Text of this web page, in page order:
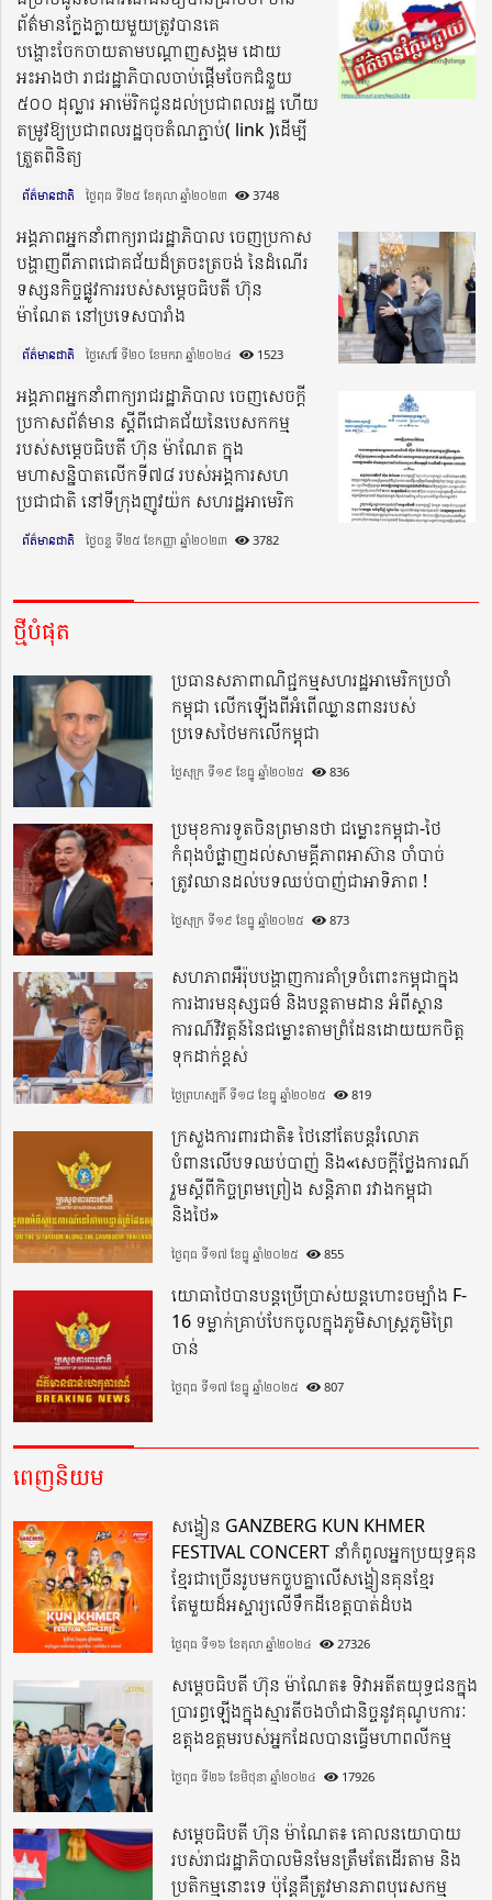
ព័ត៌មានក្លែងក្លាយមួយត្រូវបានគេ
បង្ហោះចែកចាយតាមបណ្តាញសង្គម ដោយ
អះអាងថា រាជរដ្ឋាភិបាលចាប់ផ្តើមចែកជំនួយ
៥០០ ដុល្លារ អាម៉េរិកជូនដល់ប្រជាពលរដ្ឋ ហើយ
តម្រូវឱ្យប្រជាពលរដ្ឋចុចតំណភ្ជាប់( link )ដើម្បី
ត្រួតពិនិត្យ
ព័ត៌មានជាតិ ថ្ងៃពុធ ទី២៥ ខែតុលា ឆ្នាំ២០២៣​ 3748
អង្គភាពអ្នកនាំពាក្យរាជរដ្ឋាភិបាល ចេញប្រកាស
បង្ហាញពីភាពជោគជ័យដ៏ត្រចះត្រចង់ នៃដំណើរ
ទស្សនកិច្ចផ្លូវការរបស់សម្តេចធិបតី ហ៊ុន
ម៉ាណែត នៅប្រទេសបារាំង
ព័ត៌មានជាតិ ថ្ងៃសៅរ៍ ទី២០ ខែមករា ឆ្នាំ២០២៤​ 1523
អង្គភាពអ្នកនាំពាក្យរាជរដ្ឋាភិបាល ចេញសេចក្តី
ប្រកាសព័ត៌មាន ស្តីពីជោគជ័យនៃបេសកកម្ម
របស់សម្តេចធិបតី ហ៊ុន ម៉ាណែត ក្នុង
មហាសន្និបាតលើកទី៧៨ របស់អង្គការសហ
ប្រជាជាតិ នៅទីក្រុងញូវយ៉ក សហរដ្ឋអាមេរិក
ព័ត៌មានជាតិ ថ្ងៃចន្ទ ទី២៥ ខែកញ្ញា ឆ្នាំ២០២៣​ 3782
ថ្មីបំផុត
ប្រធានសភាពាណិជ្ជកម្មសហរដ្ឋអាមេរិកប្រចាំ
កម្ពុជា លើកឡើងពីអំពើឈ្លានពានរបស់
ប្រទេសថៃមកលើកម្ពុជា
ថ្ងៃសុក្រ ទី១៩ ខែធ្នូ ឆ្នាំ២០២៥ 836
ប្រមុខការទូតចិនព្រមានថា ជម្លោះកម្ពុជា-ថៃ
កំពុងបំផ្លាញដល់សាមគ្គីភាពអាស៊ាន ចាំបាច់
ត្រូវឈានដល់បទឈប់បាញ់ជាអាទិភាព !
ថ្ងៃសុក្រ ទី១៩ ខែធ្នូ ឆ្នាំ២០២៥ 873
សហភាពអឺរ៉ុបបង្ហាញការគាំទ្រចំពោះកម្ពុជាក្នុង
ការងារមនុស្សធម៌ និងបន្តតាមដាន អំពីស្ថាន
ការណ៍វិវត្តន៍នៃជម្លោះតាមព្រំដែនដោយយកចិត្ត
ទុកដាក់ខ្ពស់
ថ្ងៃព្រហស្បតិ៍ ទី១៨ ខែធ្នូ ឆ្នាំ២០២៥ 819
ក្រសួងការពារជាតិ៖ ថៃនៅតែបន្តរំលោភ
បំពានលើបទឈប់បាញ់ និង«សេចក្តីថ្លែងការណ៍
រួមស្តីពីកិច្ចព្រមព្រៀង សន្តិភាព រវាងកម្ពុជា
និងថៃ»
ថ្ងៃពុធ ទី១៧ ខែធ្នូ ឆ្នាំ២០២៥ 855
យោធាថៃបានបន្តប្រើប្រាស់យន្តហោះចម្បាំង F-
16 ទម្លាក់គ្រាប់បែកចូលក្នុងភូមិសាស្ត្រភូមិព្រៃ
ចាន់
ថ្ងៃពុធ ទី១៧ ខែធ្នូ ឆ្នាំ២០២៥ 807
ពេញនិយម
សង្វៀន GANZBERG KUN KHMER
FESTIVAL CONCERT នាំកំពូលអ្នកប្រយុទ្ធគុន
ខ្មែរជាច្រើនរូបមកចួបគ្នាលើសង្វៀនគុនខ្មែរ
តែមួយដ៏អស្ចារ្យលើទឹកដីខេត្តបាត់ដំបង
ថ្ងៃពុធ ទី១៦ ខែតុលា ឆ្នាំ២០២៤ 27326
សម្តេចធិបតី ហ៊ុន ម៉ាណែត៖ ទិវាអតីតយុទ្ធជនក្នុង
ប្រារព្ធឡើងក្នុងស្មារតីចងចាំជានិច្ចនូវគុណូបការៈ
ឧត្តុងឧត្តមរបស់អ្នកដែលបានធ្វើមហាពលីកម្ម
ថ្ងៃពុធ ទី២៦ ខែមិថុនា ឆ្នាំ២០២៤ 17926
សម្តេចធិបតី ហ៊ុន ម៉ាណែត៖ គោលនយោបាយ
របស់រាជរដ្ឋាភិបាលមិនមែនត្រឹមតែដើរតាម និង
ប្រតិកម្មនោះទេ ប៉ុន្តែគឺត្រូវមានភាពបុរេសកម្ម